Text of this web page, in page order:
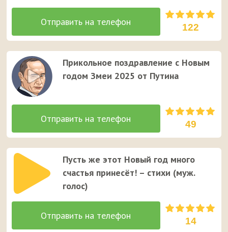
122
Прикольное поздравление с Новым
годом Змеи 2025 от Путина
49
Пусть же этот Новый год много
счастья принесёт! – стихи (муж.
голос)
14